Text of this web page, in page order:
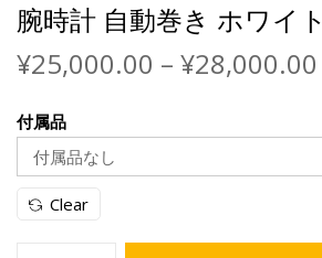
腕時計 自動巻き ホワイト
¥25,000.00 – ¥28,000.00
付属品
Clear